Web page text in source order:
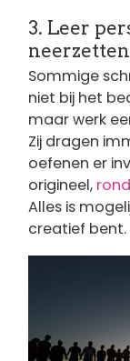
3. Leer
neerzetten
Sommige
niet bij het
maar werk
Zij dragen
oefenen er
origineel, rond
Alles is
creatief bent.